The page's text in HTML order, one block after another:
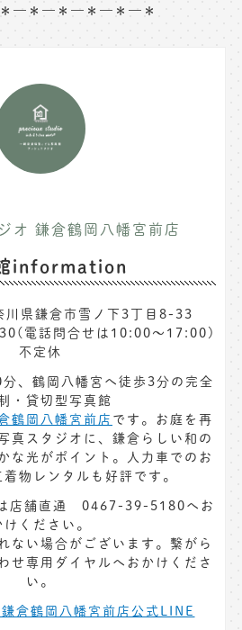
—＊—＊—＊—＊—＊
オ 鎌倉鶴岡八幡宮前店
information
県鎌倉市雪ノ下3丁目8-33
電話問合せは10:00～17:00)
不定休
、鶴岡八幡宮へ徒歩3分の完全
・貸切型写真館
鶴岡八幡宮前店 です。お庭を再
真スタジオに、鎌倉らしい和の
な光がポイント。人力車でのお
物レンタルも好評です。
店舗直通 0467-39-5180へお
けください。
ない場合がございます。繋がら
せ専用ダイヤルへおかけくださ
い。
倉鶴岡八幡宮前店公式LINE